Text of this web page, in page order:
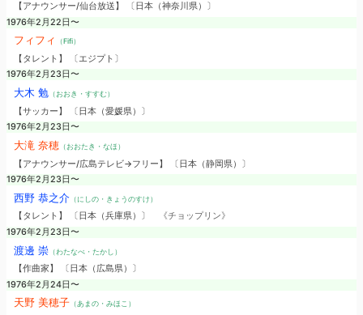
【アナウンサー/仙台放送】 〔日本（神奈川県）〕
1976年2月22日〜
フィフィ （Fifi）
【タレント】 〔エジプト〕
1976年2月23日〜
大木 勉（おおき・すすむ）
【サッカー】 〔日本（愛媛県）〕
1976年2月23日〜
大滝 奈穂 （おおたき・なほ）
【アナウンサー/広島テレビ→フリー】 〔日本（静岡県）〕
1976年2月23日〜
西野 恭之介（にしの・きょうのすけ）
【タレント】 〔日本（兵庫県）〕
《チョップリン》
1976年2月23日〜
渡邊 崇（わたなべ・たかし）
【作曲家】 〔日本（広島県）〕
1976年2月24日〜
天野 美穂子（あまの・みほこ）